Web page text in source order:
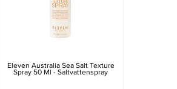
Eleven Australia Sea Salt Texture
Spray 50 Ml - Saltvattenspray